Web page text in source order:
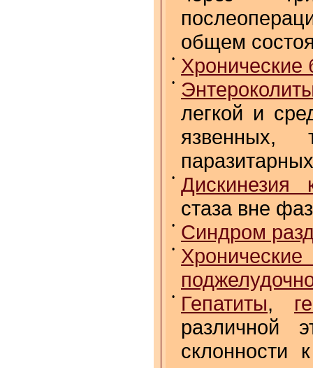
общем
• Хронические
•
легкой и
язвенных,
•
Дискинезия
стаза вне
• Синдром
•
• Гепатиты,
различной
склонности